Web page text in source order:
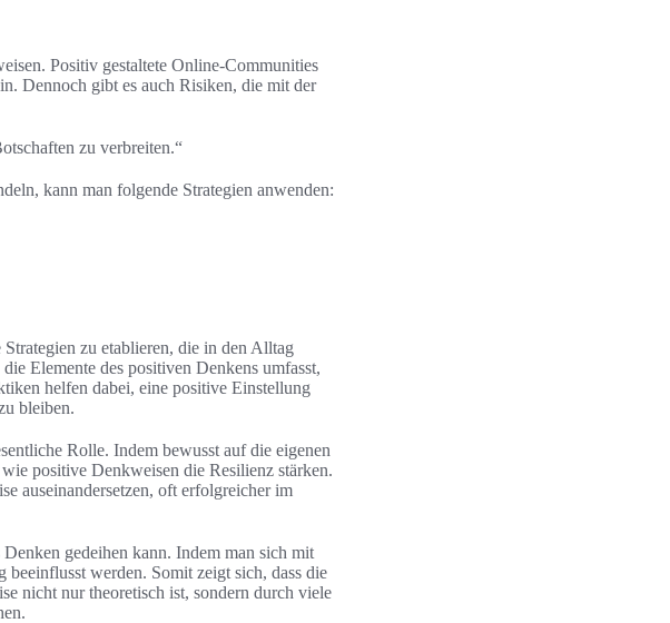
Positiv gestaltete Online-Communities
Dennoch gibt es auch Risiken, die mit der
zu verbreiten.“
kann man folgende Strategien anwenden:
zu etablieren, die in den Alltag
Elemente des positiven Denkens umfasst,
helfen dabei, eine positive Einstellung
bleiben.
Rolle. Indem bewusst auf die eigenen
positive Denkweisen die Resilienz stärken.
auseinandersetzen, oft erfolgreicher im
gedeihen kann. Indem man sich mit
werden. Somit zeigt sich, dass die
nicht nur theoretisch ist, sondern durch viele